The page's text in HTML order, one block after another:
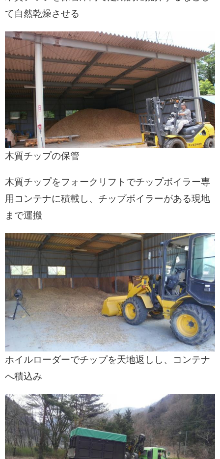
て自然乾燥させる
木質チップの保管
木質チップをフォークリフトでチップボイラー専
用コンテナに積載し、チップボイラーがある現地
まで運搬
ホイルローダーでチップを天地返しし、コンテナ
へ積込み